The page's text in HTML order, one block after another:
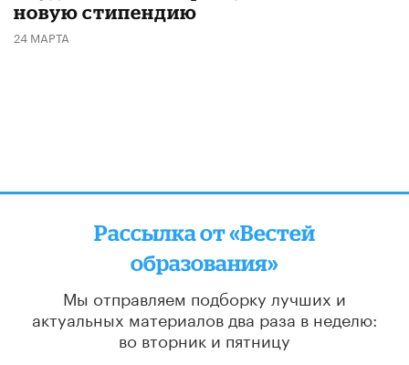
новую стипендию
24 МАРТА
Рассылка от «Вестей
образования»
Мы отправляем подборку лучших и
актуальных материалов два раза в неделю:
во вторник и пятницу